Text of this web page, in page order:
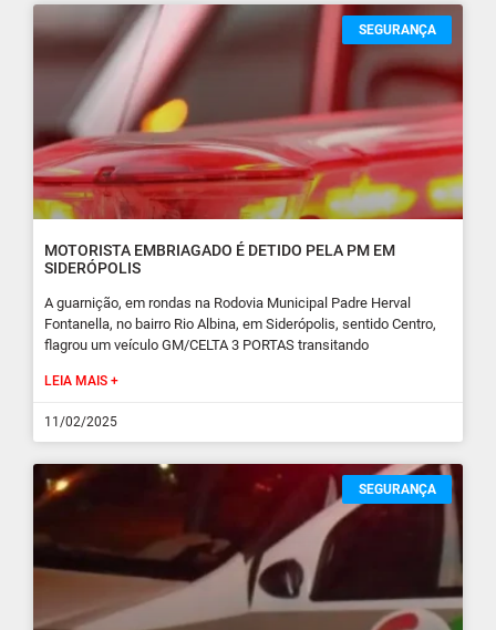
SEGURANÇA
MOTORISTA EMBRIAGADO É DETIDO PELA PM EM
SIDERÓPOLIS
A guarnição, em rondas na Rodovia Municipal Padre Herval
Fontanella, no bairro Rio Albina, em Siderópolis, sentido Centro,
flagrou um veículo GM/CELTA 3 PORTAS transitando
LEIA MAIS +
11/02/2025
SEGURANÇA